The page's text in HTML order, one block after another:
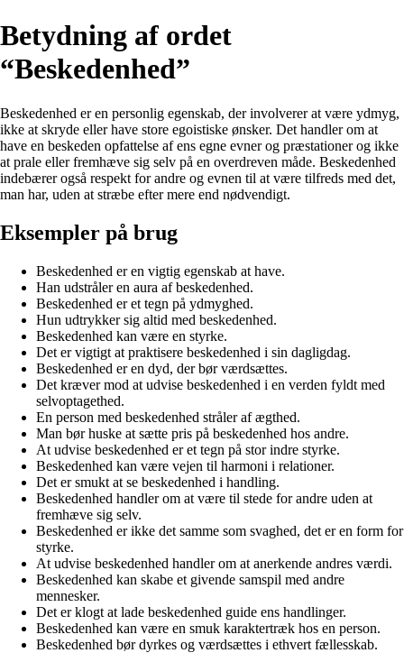
Betydning af ordet
“Beskedenhed”
Beskedenhed er en personlig egenskab, der involverer at være ydmyg,
ikke at skryde eller have store egoistiske ønsker. Det handler om at
have en beskeden opfattelse af ens egne evner og præstationer og ikke
at prale eller fremhæve sig selv på en overdreven måde. Beskedenhed
indebærer også respekt for andre og evnen til at være tilfreds med det,
man har, uden at stræbe efter mere end nødvendigt.
Eksempler på brug
Beskedenhed er en vigtig egenskab at have.
Han udstråler en aura af beskedenhed.
Beskedenhed er et tegn på ydmyghed.
Hun udtrykker sig altid med beskedenhed.
Beskedenhed kan være en styrke.
Det er vigtigt at praktisere beskedenhed i sin dagligdag.
Beskedenhed er en dyd, der bør værdsættes.
Det kræver mod at udvise beskedenhed i en verden fyldt med
selvoptagethed.
En person med beskedenhed stråler af ægthed.
Man bør huske at sætte pris på beskedenhed hos andre.
At udvise beskedenhed er et tegn på stor indre styrke.
Beskedenhed kan være vejen til harmoni i relationer.
Det er smukt at se beskedenhed i handling.
Beskedenhed handler om at være til stede for andre uden at
fremhæve sig selv.
Beskedenhed er ikke det samme som svaghed, det er en form for
styrke.
At udvise beskedenhed handler om at anerkende andres værdi.
Beskedenhed kan skabe et givende samspil med andre
mennesker.
Det er klogt at lade beskedenhed guide ens handlinger.
Beskedenhed kan være en smuk karaktertræk hos en person.
Beskedenhed bør dyrkes og værdsættes i ethvert fællesskab.